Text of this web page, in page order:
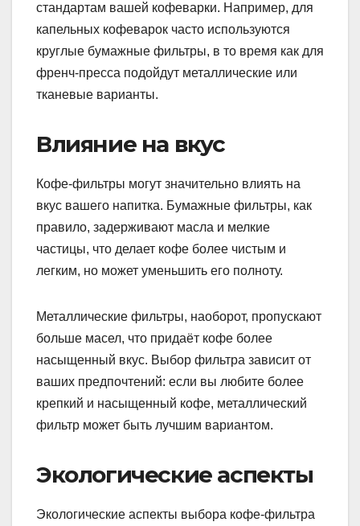
стандартам вашей кофеварки. Например, для
капельных кофеварок часто используются
круглые бумажные фильтры, в то время как для
френч-пресса подойдут металлические или
тканевые варианты.
Влияние на вкус
Кофе-фильтры могут значительно влиять на
вкус вашего напитка. Бумажные фильтры, как
правило, задерживают масла и мелкие
частицы, что делает кофе более чистым и
легким, но может уменьшить его полноту.
Металлические фильтры, наоборот, пропускают
больше масел, что придаёт кофе более
насыщенный вкус. Выбор фильтра зависит от
ваших предпочтений: если вы любите более
крепкий и насыщенный кофе, металлический
фильтр может быть лучшим вариантом.
Экологические аспекты
Экологические аспекты выбора кофе-фильтра